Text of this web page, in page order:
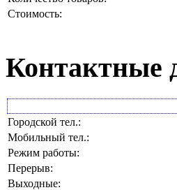
Стоимость:
Контактные
Городской тел.:
Мобильный тел.:
Режим работы:
Перерыв:
Выходные: